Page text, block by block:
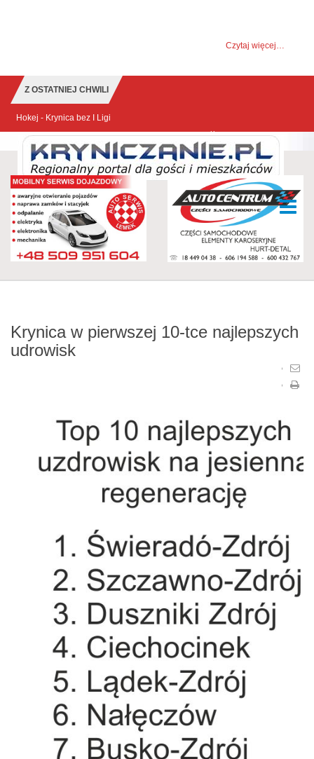
Czytaj więcej…
Z OSTATNIEJ CHWILI
Krynica w pierwszej 10-tce najlepszych
udrowisk
Krynica w pierwszej 10-tce najlepszych
udrowisk